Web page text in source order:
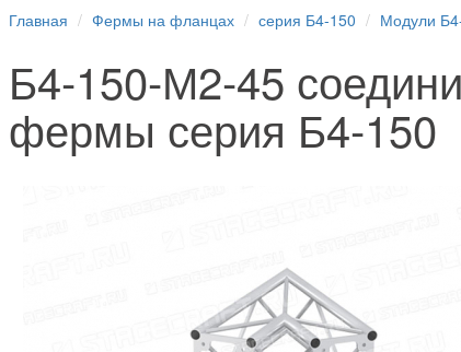
Главная Фермы на фланцах серия Б4-150 Модули
Б4-150-М2-45
фермы серия Б4-150